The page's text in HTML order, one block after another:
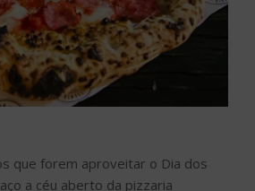
que forem aproveitar o Dia dos
a céu aberto da pizzaria